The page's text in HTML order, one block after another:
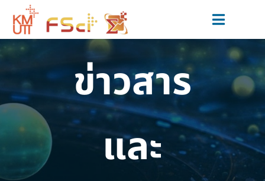
content
Toggle
สมัครเรียน
หลักสูตร
วิจัยและนวัตกรรม
ข่าวสารและกิจกรรม
สำหรับนักศึกษาปัจจุบัน
ข่าวสาร
และ